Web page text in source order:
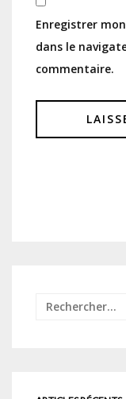
Enregistrer
dans le
commentaire.
Rechercher :